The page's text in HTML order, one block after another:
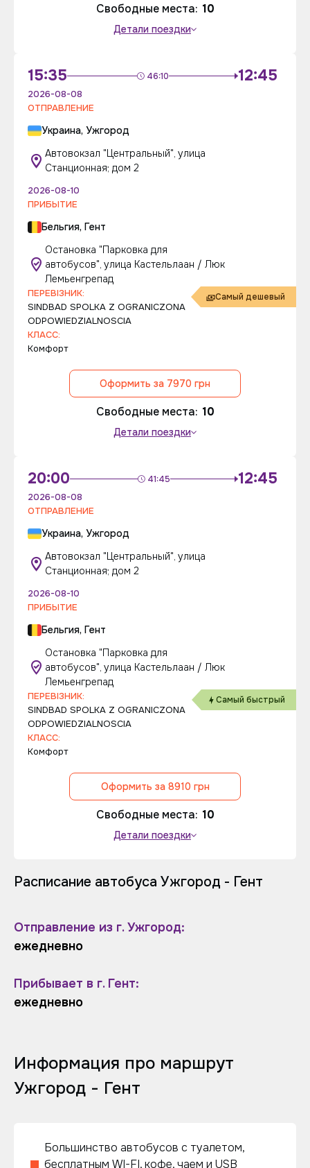
Свободные места: 10
Детали поездки
15:35 46:10 12:45
2026-08-08
ОТПРАВЛЕНИЕ
Украина, Ужгород
Автовокзал "Центральный", улица
Станционная; дом 2
2026-08-10
ПРИБЫТИЕ
Бельгия, Гент
Остановка "Парковка для
автобусов", улица Кастельлаан / Люк
Лемьенгрепад
Самый дешевый
ПЕРЕВІЗНИК:
SINDBAD SPOLKA Z OGRANICZONA
ODPOWIEDZIALNOSCIA
КЛАСС:
Комфорт
Оформить за 7970 грн
Свободные места: 10
Детали поездки
20:00 41:45 12:45
2026-08-08
ОТПРАВЛЕНИЕ
Украина, Ужгород
Автовокзал "Центральный", улица
Станционная; дом 2
2026-08-10
ПРИБЫТИЕ
Бельгия, Гент
Остановка "Парковка для
автобусов", улица Кастельлаан / Люк
Лемьенгрепад
Самый быстрый
ПЕРЕВІЗНИК:
SINDBAD SPOLKA Z OGRANICZONA
ODPOWIEDZIALNOSCIA
КЛАСС:
Комфорт
Оформить за 8910 грн
Свободные места: 10
Детали поездки
Расписание автобуса Ужгород - Гент
Отправление из г. Ужгород:
ежедневно
Прибывает в г. Гент:
ежедневно
Информация про маршрут
Ужгород - Гент
Большинство автобусов с туалетом,
бесплатным WI-FI, кофе, чаем и USB